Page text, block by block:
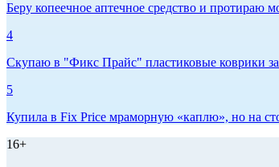
Беру копеечное аптечное средство и протираю
4
Скупаю в "Фикс Прайс" пластиковые коврики
5
Купила в Fix Price мраморную «каплю», но на
16+